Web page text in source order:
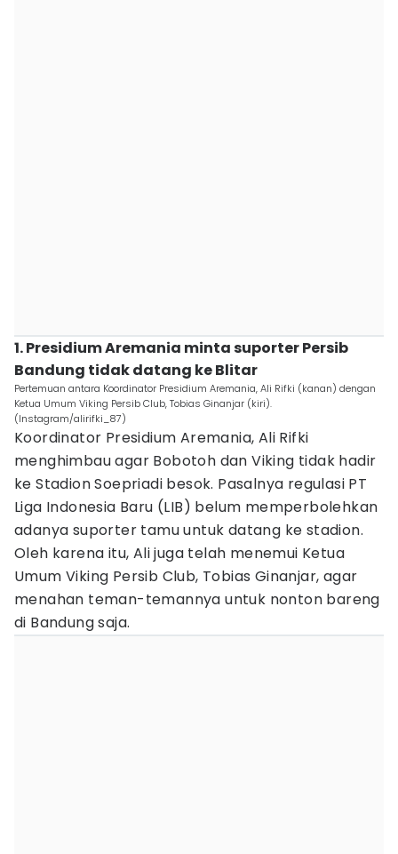
1. Presidium Aremania minta suporter Persib
Bandung tidak datang ke Blitar
Pertemuan antara Koordinator Presidium Aremania, Ali Rifki (kanan) dengan
Ketua Umum Viking Persib Club, Tobias Ginanjar (kiri).
(Instagram/alirifki_87)
Koordinator Presidium Aremania, Ali Rifki
menghimbau agar Bobotoh dan Viking tidak hadir
ke Stadion Soepriadi besok. Pasalnya regulasi PT
Liga Indonesia Baru (LIB) belum memperbolehkan
adanya suporter tamu untuk datang ke stadion.
Oleh karena itu, Ali juga telah menemui Ketua
Umum Viking Persib Club, Tobias Ginanjar, agar
menahan teman-temannya untuk nonton bareng
di Bandung saja.